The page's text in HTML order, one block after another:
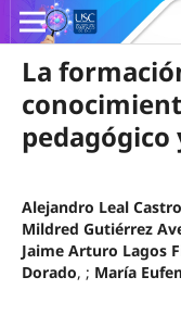
La
pedagógico
Alejandro Leal Castro
Mildred Gutiérrez
Jaime Arturo Lagos
Dorado, ; María